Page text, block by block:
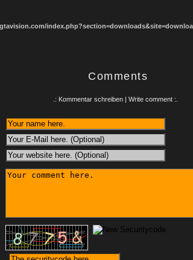
Comments
.: Kommentar schreiben | Write comment :.